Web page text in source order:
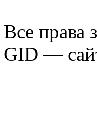
Все
GID —